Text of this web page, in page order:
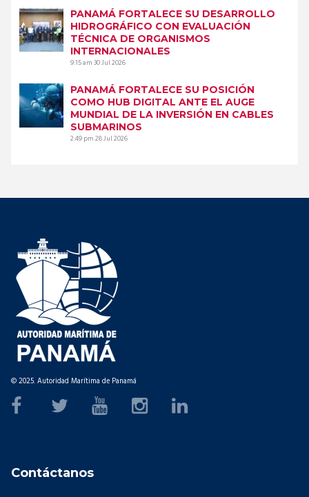
PANAMÁ FORTALECE SU DESARROLLO
HIDROGRÁFICO CON EVALUACIÓN
TÉCNICA DE ORGANISMOS
INTERNACIONALES
9:15 am30 Jul 2026
PANAMÁ FORTALECE SU POSICIÓN
COMO HUB DIGITAL ANTE EL AUGE
MUNDIAL DE LA INVERSIÓN EN CABLES
SUBMARINOS
2:49 pm28 Jul 2026
© 2025. Autoridad Marítima de Panamá
Contáctanos